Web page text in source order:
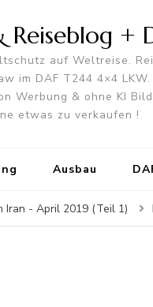
+
auf Weltreise.
im DAF T244 4×4
Werbung & ohne KI
etwas zu verkaufen !
Ausbau
Iran - April 2019 (Teil 1)